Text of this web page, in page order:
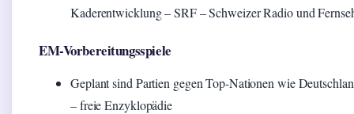
Kaderentwicklung – SRF – Schweizer Radio und
EM-Vorbereitungsspiele
Geplant sind Partien gegen Top-Nationen wie
– freie Enzyklopädie